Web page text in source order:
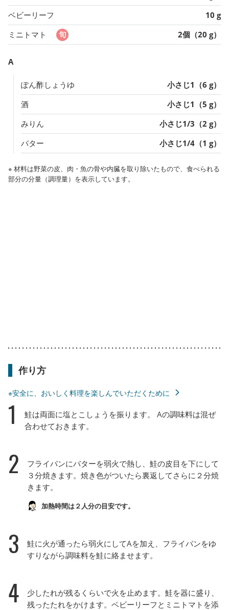
ベビーリーフ
10 g
ミニトマト
2個（20 g）
A
ぽん酢しょうゆ
小さじ1（6 g）
酒
小さじ1（5 g）
みりん
小さじ1/3（2 g）
バター
小さじ1/4（1 g）
※ 材料は野菜の皮、肉・魚の骨や内臓を取り除いたもので、食べられる
部分の分量（調理量）を表示しています。
作り方
※安全に、おいしく料理を楽しんでいただくために
1
鮭は両面に塩とこしょうを振ります。 Aの調味料は混ぜ
合わせておきます。
2
フライパンにバターを弱火で熱し、鮭の皮目を下にして
３分焼きます。焼き色がついたら裏返してさらに２分焼
きます。
加熱時間は２人分の目安です。
3
鮭に火が通ったら弱火にしてAを加え、フライパンをゆ
すりながら調味料を鮭に絡ませます。
4
少したれが残るくらいで火を止めます。鮭を器に盛り、
残ったたれをかけます。ベビーリーフとミニトマトを添